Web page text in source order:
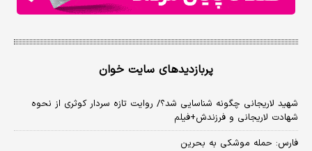
پربازدیدهای سایت خوان
شهید لاریجانی چگونه شناسایی شد؟/ روایت تازه سردار کوثری از نحوه
شهادت لاریجانی و فرزندش+فیلم
فارس: حمله موشکی به بحرین